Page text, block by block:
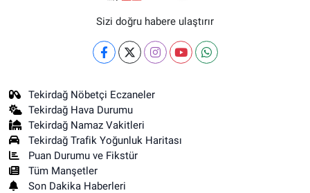
Sizi doğru habere ulaştırır
Tekirdağ Nöbetçi Eczaneler
Tekirdağ Hava Durumu
Tekirdağ Namaz Vakitleri
Tekirdağ Trafik Yoğunluk Haritası
Puan Durumu ve Fikstür
Tüm Manşetler
Son Dakika Haberleri